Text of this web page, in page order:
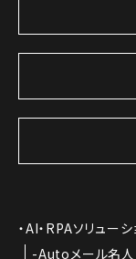
AI・RPAソリューシ
Autoメール名人